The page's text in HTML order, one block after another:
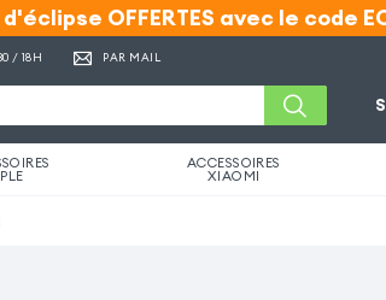
OFFERTES avec le code
OFFERTES avec le code
/ 18H PAR MAIL
ACCESSOIRES
XIAOMI